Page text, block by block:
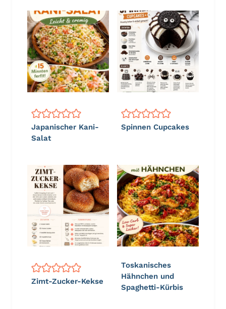
Japanischer Kani-
Salat
Spinnen Cupcakes
Zimt-Zucker-Kekse
Toskanisches
Hähnchen und
Spaghetti-Kürbis